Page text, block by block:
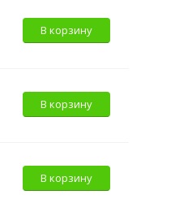
В корзину
В корзину
В корзину